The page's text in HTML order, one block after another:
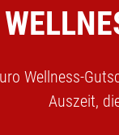
Wellness-
Auszeit,